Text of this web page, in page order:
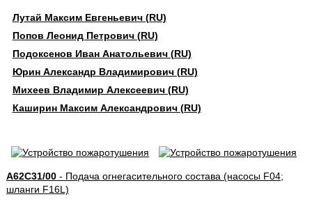
Лутай Максим Евгеньевич (RU)
Попов Леонид Петрович (RU)
Подоксенов Иван Анатольевич (RU)
Юрин Александр Владимирович (RU)
Михеев Владимир Алексеевич (RU)
Каширин Максим Александрович (RU)
A62C31/00- Подача огнегасительного состава (насосы F04;
шланги F16L)